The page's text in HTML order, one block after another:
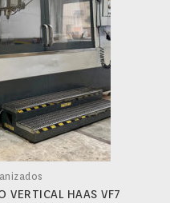
VERTICAL HAAS VF7